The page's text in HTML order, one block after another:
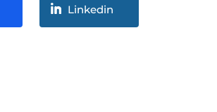
Linkedin